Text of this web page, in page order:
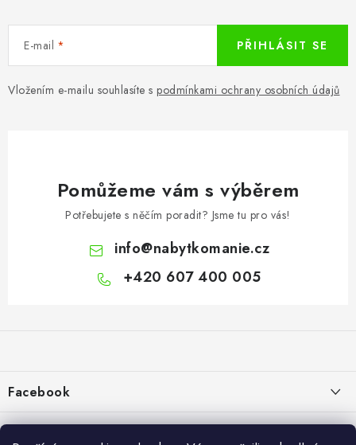
E-mail
Vložením e-mailu souhlasíte s podmínkami ochrany osobních údajů
PŘIHLÁSIT SE
Pomůžeme vám s výběrem
Potřebujete s něčím poradit? Jsme tu pro vás!
info@nabytkomanie.cz
+420 607 400 005
a
í
Facebook